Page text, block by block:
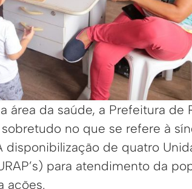
área da saúde, a Prefeitura de
no que se refere à
disponibilização de quatro
para atendimento da
ações.